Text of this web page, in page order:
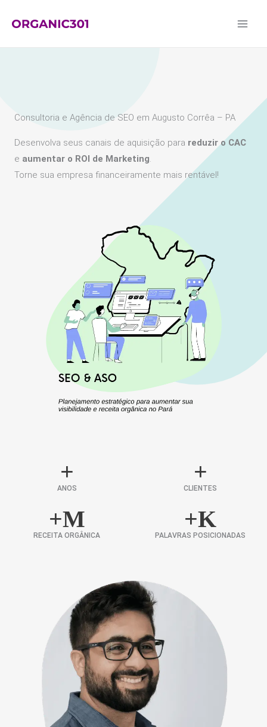
para
Consultoria e Agência de SEO em Augusto Corrêa – PA
Desenvolva seus canais de aquisição para reduzir o CAC
e aumentar o ROI de Marketing.
Torne sua empresa financeiramente mais rentável!
+
ANOS
+
CLIENTES
+M
RECEITA ORGÂNICA
+K
PALAVRAS POSICIONADAS